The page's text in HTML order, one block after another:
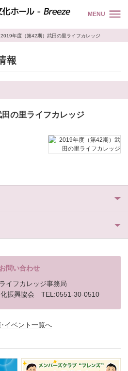
MENU
2019年度（第42期）武田の里ライフカレッジ
報
の里ライフカレッジ
お問い合わせ
イフカレッジ事務局
化振興協会 TEL:0551-30-0510
イベント一覧へ